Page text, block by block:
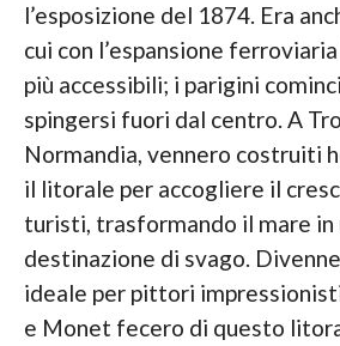
l’esposizione del 1874. Era
cui con l’espansione
più accessibili; i parigini
spingersi fuori dal centro. A
Normandia, vennero costruiti
il litorale per accogliere il
turisti, trasformando il mare in
destinazione di svago.
ideale per pittori
e Monet fecero di questo